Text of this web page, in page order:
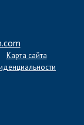
Карта сайта